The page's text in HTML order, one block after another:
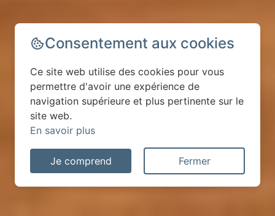
Consentement aux cookies
Ce site web utilise des cookies pour vous
permettre d'avoir une expérience de
navigation supérieure et plus pertinente sur le
site web.
En savoir plus
Je comprend Fermer